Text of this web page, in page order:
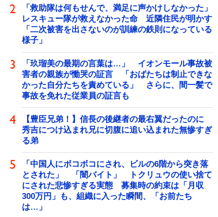
「救助隊は何もせんで、満足に声かけしなかった」
レスキュー隊が救えなかった命 近隣住民が明かす
「二次被害を出さないのが訓練の鉄則になっている
様子」
「玖瑠美の最期の言葉は…」 イオンモール事故被
害者の親族が慟哭の証言 「おばたちは制止できな
かった自分たちを責めている」 さらに、間一髪で
事故を免れた従業員の証言も
【豊臣兄弟！】信長の後継者の最右翼だったのに
秀吉につけ込まれ兄に切腹に追い込まれた無惨すぎ
る弟
「中国人にボコボコにされ、ビルの6階から突き落
とされた」 「闇バイト」 トクリュウの使い捨て
にされた悲惨すぎる実態 募集時の約束は「月収
300万円」も、組織に入った瞬間、「お前たち
は…」